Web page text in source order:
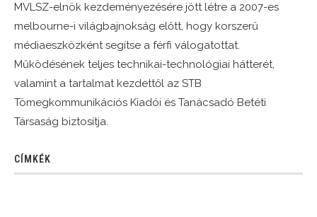
MVLSZ-elnök kezdeményezésére jött létre a 2007-es
melbourne-i világbajnokság előtt, hogy korszerű
médiaeszközként segítse a férfi válogatottat.
Működésének teljes technikai-technológiai hátterét,
valamint a tartalmat kezdettől az STB
Tömegkommunikációs Kiadói és Tanácsadó Betéti
Társaság biztosítja.
CÍMKÉK